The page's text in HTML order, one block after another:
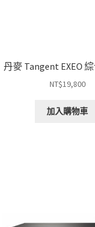
丹麥 Tangent EXEO
NT$19,800
加入購物車